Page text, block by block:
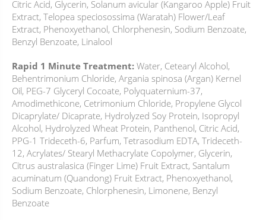
Citric Acid, Glycerin, Solanum avicular (Kangaroo Apple) Fruit
Extract, Telopea speciosossima (Waratah) Flower/Leaf
Extract, Phenoxyethanol, Chlorphenesin, Sodium Benzoate,
Benzyl Benzoate, Linalool
Rapid 1 Minute Treatment: Water, Cetearyl Alcohol,
Behentrimonium Chloride, Argania spinosa (Argan) Kernel
Oil, PEG-7 Glyceryl Cocoate, Polyquaternium-37,
Amodimethicone, Cetrimonium Chloride, Propylene Glycol
Dicaprylate/ Dicaprate, Hydrolyzed Soy Protein, Isopropyl
Alcohol, Hydrolyzed Wheat Protein, Panthenol, Citric Acid,
PPG-1 Trideceth-6, Parfum, Tetrasodium EDTA, Trideceth-
12, Acrylates/ Stearyl Methacrylate Copolymer, Glycerin,
Citrus australasica (Finger Lime) Fruit Extract, Santalum
acuminatum (Quandong) Fruit Extract, Phenoxyethanol,
Sodium Benzoate, Chlorphenesin, Limonene, Benzyl
Benzoate